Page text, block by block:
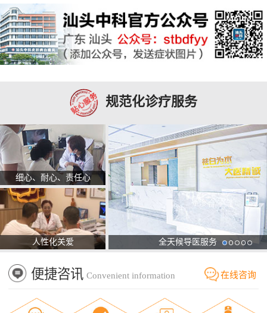
规范化诊疗服务
细心、耐心、责任心
人性化关爱 全天候导医服务
便捷咨讯 Convenient information 在线咨询